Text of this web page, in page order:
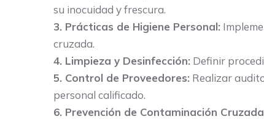
su inocuidad y frescura.
3. Prácticas de Higiene Personal:
cruzada.
4. Limpieza y Desinfección: Definir
5. Control de Proveedores: Realizar
personal calificado.
6. Prevención de Contaminación